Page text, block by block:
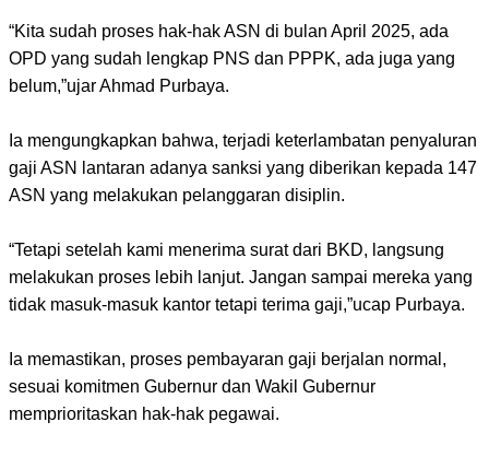
“Kita sudah proses hak-hak ASN di bulan April 2025, ada
OPD yang sudah lengkap PNS dan PPPK, ada juga yang
belum,”ujar Ahmad Purbaya.
Ia mengungkapkan bahwa, terjadi keterlambatan penyaluran
gaji ASN lantaran adanya sanksi yang diberikan kepada 147
ASN yang melakukan pelanggaran disiplin.
“Tetapi setelah kami menerima surat dari BKD, langsung
melakukan proses lebih lanjut. Jangan sampai mereka yang
tidak masuk-masuk kantor tetapi terima gaji,”ucap Purbaya.
Ia memastikan, proses pembayaran gaji berjalan normal,
sesuai komitmen Gubernur dan Wakil Gubernur
memprioritaskan hak-hak pegawai.